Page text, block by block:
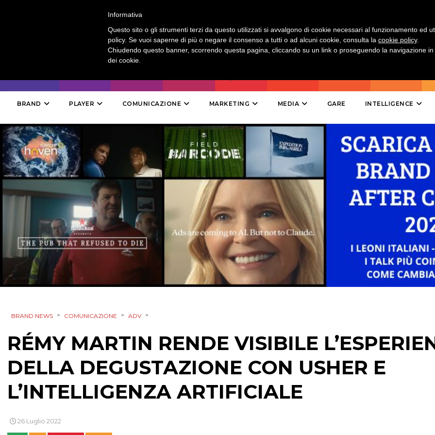
DATI
PREVISIONI/SCENARI
NORMATIVE
TREND
CASE HISTORY
OPINIONI
BRAND PLAYER COMUNICAZIONE MARKETING MEDIA GARE INTELLIGENCE
BRAND NEWS > COMUNICAZIONE > ADV >
RÉMY MARTIN RENDE VISIBILE
DELLA DEGUSTAZIONE CON USHER E
L’INTELLIGENZA ARTIFICIALE
26 Luglio 2022
Informativa
Questo sito o gli strumenti terzi da questo utilizzati si avvalgono di cookie necessari al funzionamento ed
policy. Se vuoi saperne di più o negare il consenso a tutti o ad alcuni cookie, consulta la cookie policy.
Chiudendo questo banner, scorrendo questa pagina, cliccando su un link o proseguendo la navigazione
dei cookie.